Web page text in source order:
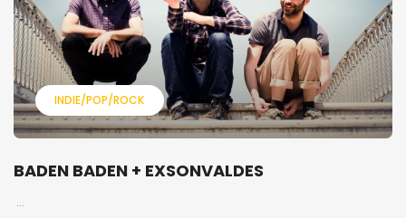
INDIE/POP/ROCK
BADEN BADEN + EXSONVALDES
...